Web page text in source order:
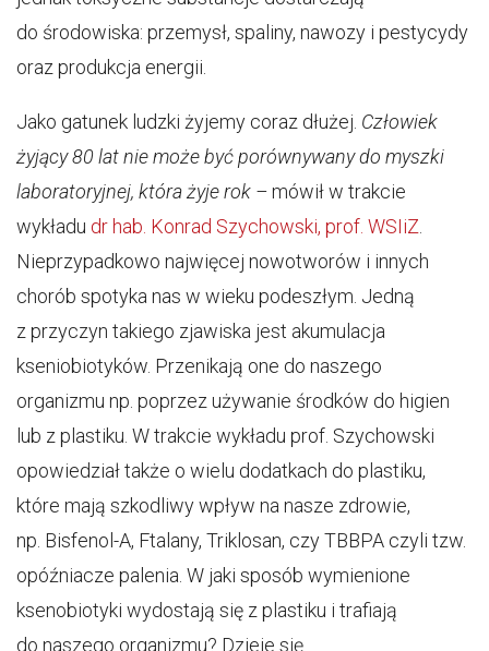
do środowiska: przemysł, spaliny, nawozy i pestycydy
oraz produkcja energii.
Jako gatunek ludzki żyjemy coraz dłużej. Człowiek
żyjący 80 lat nie może być porównywany do myszki
laboratoryjnej, która żyje rok –mówił w trakcie
wykładu dr hab. Konrad Szychowski, prof. WSIiZ
Nieprzypadkowo najwięcej nowotworów i innych
chorób spotyka nas w wieku podeszłym. Jedną
z przyczyn takiego zjawiska jest akumulacja
kseniobiotyków. Przenikają one do naszego
organizmu np. poprzez używanie środków do higien
lub z plastiku. W trakcie wykładu prof. Szychowski
opowiedział także o wielu dodatkach do plastiku,
które mają szkodliwy wpływ na nasze zdrowie,
np. Bisfenol-A, Ftalany, Triklosan, czy TBBPA czyli tzw.
opóźniacze palenia. W jaki sposób wymienione
ksenobiotyki wydostają się z plastiku i trafiają
do naszego organizmu? Dzieje się